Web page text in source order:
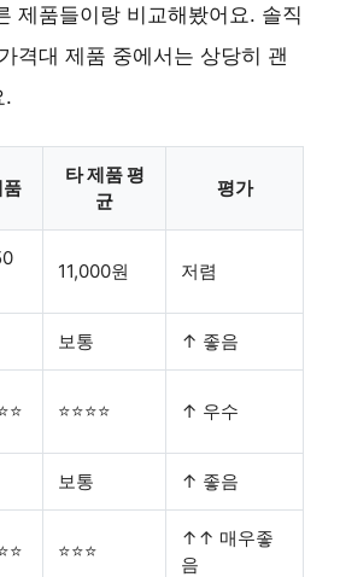
제품들이랑 비교해봤어요. 솔직
격대 제품 중에서는 상당히 괜
.
품
타 제품 평
균
평가
11,000원 저렴
보통 ↑ 좋음
⭐⭐⭐⭐ ↑ 우수
보통 ↑ 좋음
⭐⭐⭐
↑↑ 매우좋
음